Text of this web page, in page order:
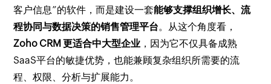
客户信息”的软件，而是建设一套能够支撑组织增长、流
程协同与数据决策的销售管理平台。从这个角度看，
Zoho CRM 更适合中大型企业 ，因为它不仅具备成熟
SaaS平台的敏捷优势，也能兼顾复杂组织所需要的流
程、权限、分析与扩展能力。